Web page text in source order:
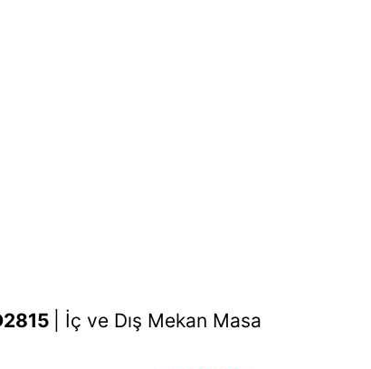
İç ve Dış Mekan Masa